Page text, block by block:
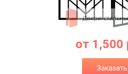
Покупателям
от 1,500
Заказать